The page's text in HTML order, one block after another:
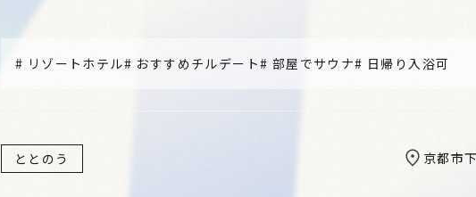
# リゾートホテル# おすすめチルデート# 部屋でサウナ# 日帰り入浴可
ととのう 京都市